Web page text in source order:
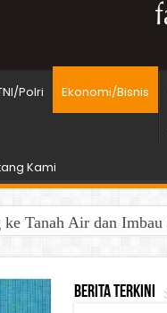
Polri Ekonomi/Bisnis
Kami
Tanah Air dan
Berita Terkini